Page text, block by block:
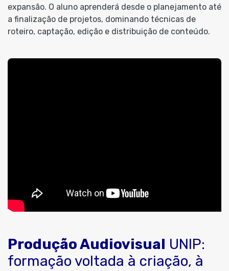
expansão. O aluno aprenderá desde o planejamento até
a finalização de projetos, dominando técnicas de
roteiro, captação, edição e distribuição de conteúdo.
Produção Audiovisual UNIP:
formação voltada à criação, à